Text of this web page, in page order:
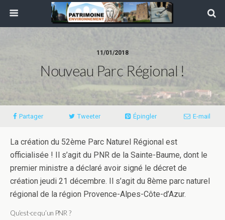
11/01/2018
Nouveau Parc Régional !
Partager Tweeter Épingler E-mail
La création du 52ème Parc Naturel Régional est
officialisée ! Il s’agit du PNR de la Sainte-Baume, dont le
premier ministre a déclaré avoir signé le décret de
création jeudi 21 décembre. Il s’agit du 8ème parc naturel
régional de la région Provence-Alpes-Côte-d’Azur.
Qu’est-ce qu’un PNR ?